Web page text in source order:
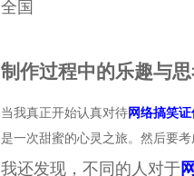
全国
制作过程中的乐趣与
当我真正开始认真对待网络搞笑
是一次甜蜜的心灵之旅。然后要
我还发现，不同的人对于